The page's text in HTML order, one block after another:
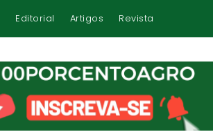
Editorial Artigos Revista